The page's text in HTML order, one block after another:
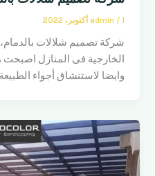
admin / 1 أكتوبر، 2022
شركة تصميم شلالات بالدمام،
الخارجية فى المنازل
وايضا لاستنشاق أجواء الطبيعة